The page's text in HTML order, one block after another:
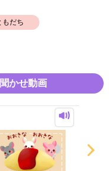
子どもの好きな「ブー
ーを整え、イラストを
きますように。
もだち
かせ動画